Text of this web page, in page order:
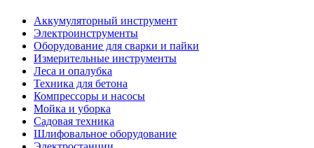
Аккумуляторный инструмент
Электроинструменты
Оборудование для сварки и пайки
Измерительные инструменты
Леса и опалубка
Техника для бетона
Компрессоры и насосы
Мойка и уборка
Садовая техника
Шлифовальное оборудование